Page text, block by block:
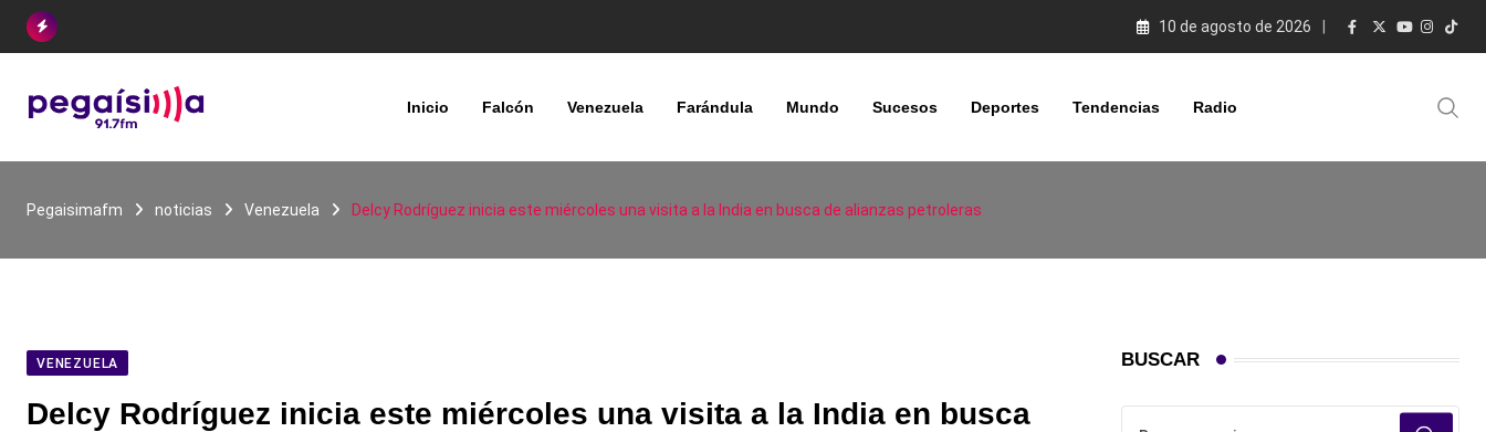
Skip
10 de agosto de 2026
Inicio Falcón Venezuela Farándula Mundo Sucesos Deportes Tendencias Radio
Pegaisimafm noticias Venezuela Delcy Rodríguez inicia este miércoles una visita a la India en busca de alianzas petroleras
VENEZUELA
Delcy Rodríguez inicia este miércoles una visita a la India en busca
BUSCAR